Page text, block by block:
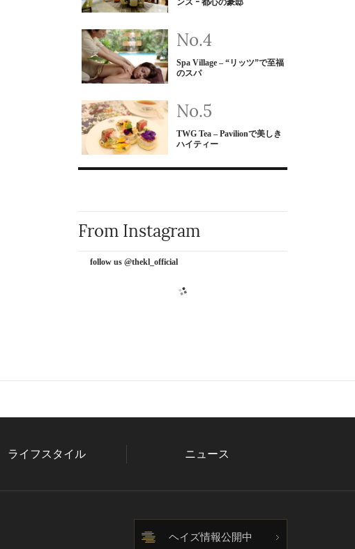
ンス ｰ 都心の豪邸
Spa Village – “リッツ”で至福
のスパ
TWG Tea – Pavilionで美しき
ハイティー
From Instagram
follow us @thekl_official
ライフスタイル ニュース
ヘイズ情報公開中